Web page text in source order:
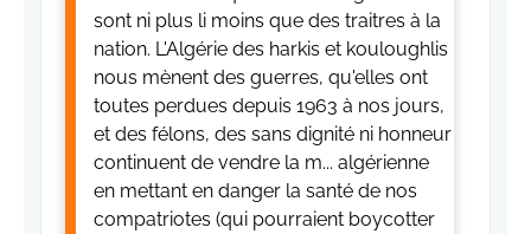
sont ni plus li moins que des traitres à la
nation. L'Algérie des harkis et kouloughlis
nous mènent des guerres, qu'elles ont
toutes perdues depuis 1963 à nos jours,
et des félons, des sans dignité ni honneur
continuent de vendre la m... algérienne
en mettant en danger la santé de nos
compatriotes (qui pourraient boycotter